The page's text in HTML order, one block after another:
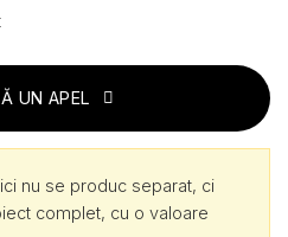
UN APEL
nu se produc separat, ci
complet, cu o valoare